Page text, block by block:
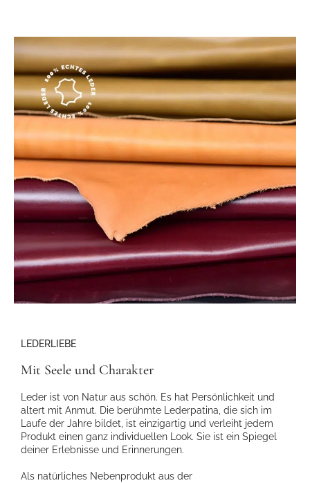
LEDERLIEBE
Mit Seele und Charakter
Leder ist von Natur aus schön. Es hat Persönlichkeit und
altert mit Anmut. Die berühmte Lederpatina, die sich im
Laufe der Jahre bildet, ist einzigartig und verleiht jedem
Produkt einen ganz individuellen Look. Sie ist ein Spiegel
deiner Erlebnisse und Erinnerungen.
Als natürliches Nebenprodukt aus der